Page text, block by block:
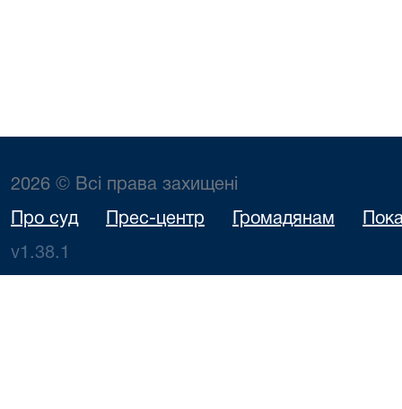
2026 © Всі права захищені
Про суд Прес-центр Громадянам
v1.38.1